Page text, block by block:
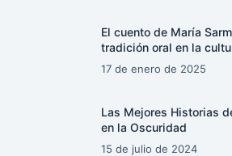
El cuento de María
tradición oral en la
17 de enero de 2025
Las Mejores Historias
en la Oscuridad
15 de julio de 2024